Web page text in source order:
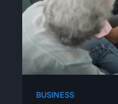
BUSINESS